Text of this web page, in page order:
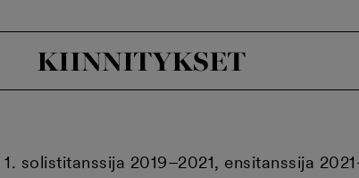
KIINNITYKSET
solistitanssija 2019–2021, ensitanssija